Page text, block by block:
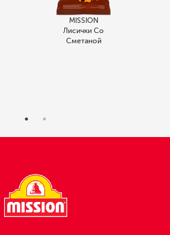
MISSION
Лисички Со
Сметаной